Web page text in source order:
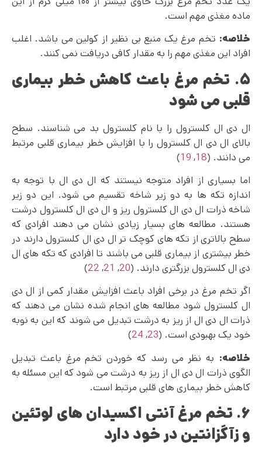
ماده مغذی مهم است.
خلاصه: تخم مرغ یک منبع بی نظیر از کولین می باشد. اغلب
افراد این مغذی مهم را به مقدار کافی دریافت نمی کنند.
۵. تخم مرغ باعث کاهش خطر بیماری
قلبی می‌ شود
ال دی ال کلسترول را با نام کلسترول بد می شناسند. سطح
بالای ال دی ال کلسترول را با افزایش خطر بیماری قلبی مرتبط
می دانند. (18
,
19
)
اما بسیاری از افراد متوجه نیستند که ال دی ال با توجه به
اندازه تکه ها به دو زیر شاخه تقسیم می شود. این دو زیر
شاخه ذرات ال دی ال کلسترول ریز و ال دی ال کلسترول درشت
هستند. مطالعه های بسیار زیادی نشان می‌ دهند افرادی که
سطح بالاتری از تکه های کوچک تر ال دی ال کلسترول دارند در
خطر بیشتری از بیماری قلبی می باشند تا افرادی که تکه های ال
دی ال کلسترول بزرگتری دارند. (20
,
21
,
22
)
اگر تخم مرغ در برخی افراد باعث افزایش مقدار کمی از ال دی
ال کلسترول شود مطالعه های انجام شده نشان می دهند که
ذرات ال دی ال از ریز به درشت تبدیل می شوند که این به نوبه
خود یک بهبودی است. (23
,
24
)
خلاصه: به نظر می رسد که خوردن تخم مرغ باعث تبدیل
الگوی ذرات ال دی ال از ریز به درشت می شود که این مسئله به
کاهش خطر بیماری‌ های قلبی مرتبط است.
۶. تخم مرغ آنتی اکسیدان های لوتئین
و زآگزانتین در خود دارد